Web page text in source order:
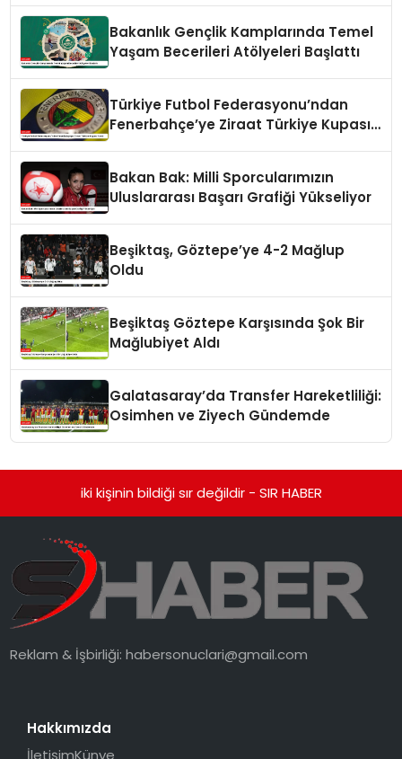
Bakanlık Gençlik Kamplarında Temel
Yaşam Becerileri Atölyeleri Başlattı
Türkiye Futbol Federasyonu’ndan
Fenerbahçe’ye Ziraat Türkiye Kupası
Bakan Bak: Milli Sporcularımızın
Uluslararası Başarı Grafiği Yükseliyor
Beşiktaş, Göztepe’ye 4-2 Mağlup
Oldu
Beşiktaş Göztepe Karşısında Şok Bir
Mağlubiyet Aldı
Galatasaray’da Transfer Hareketliliği:
Osimhen ve Ziyech Gündemde
iki kişinin bildiği sır değildir - SIR HABER
Reklam & İşbirliği:habersonuclari@gmail.com
Hakkımızda
İletişimKünye